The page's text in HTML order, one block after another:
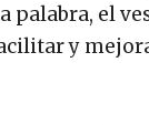
palabra, el
y